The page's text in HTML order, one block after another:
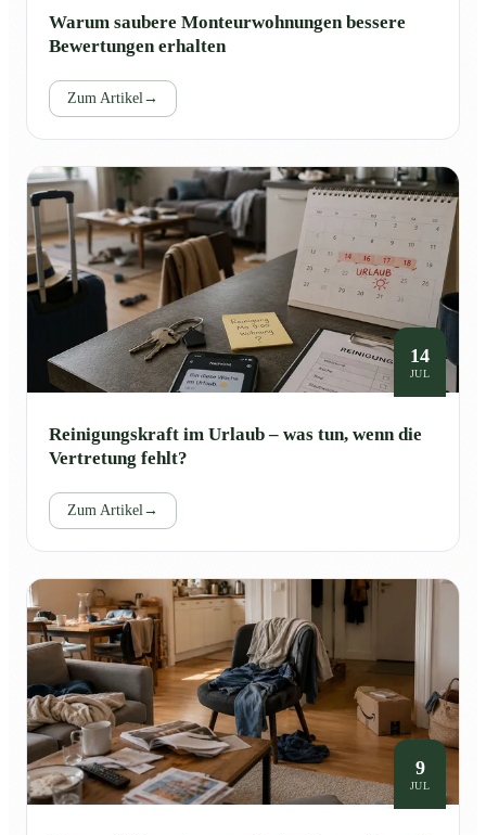
Warum saubere Monteurwohnungen bessere
Bewertungen erhalten
Zum Artikel→
14
JUL
Reinigungskraft im Urlaub – was tun, wenn die
Vertretung fehlt?
Zum Artikel→
9
JUL